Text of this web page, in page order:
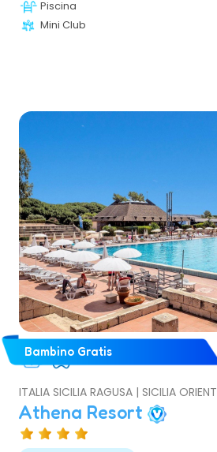
insignito della prestigiosa Bandiera
è una destinazione perfetta per
Piscina
Mini Club
Bambino Gratis
ITALIA SICILIA RAGUSA | SICILIA
Athena Resort